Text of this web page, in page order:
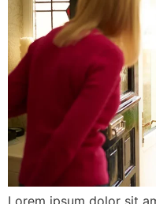
Lorem ipsum dolor sit